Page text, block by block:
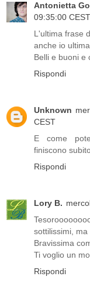
Antonietta
09:35:00 CEST
L'ultima frase
anche io
Belli e buoni e
Rispondi
Unknown
CEST
E come
finiscono
Rispondi
Lory B.
sottilissimi,
Bravissima
Ti voglio un
Rispondi